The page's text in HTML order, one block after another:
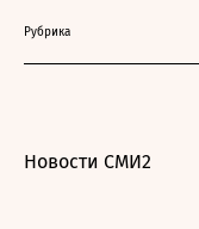
Рубрика
Новости СМИ2